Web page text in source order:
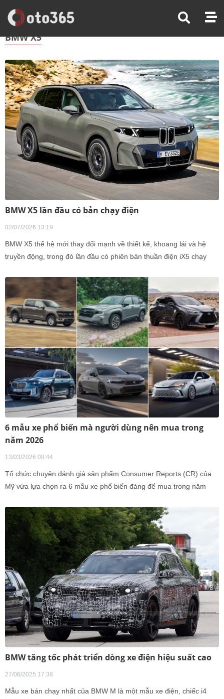
Trang Chủ BMW X5
BMW X5
BMW X5 lần đầu có bản chạy điện
02/07/2026 13:19
BMW X5 thế hệ mới thay đổi mạnh về thiết kế, khoang lái và hệ
truyền động, trong đó lần đầu có phiên bản thuần điện iX5 chạy
6 mẫu xe phổ biến mà người dùng nên mua trong
năm 2026
13/03/2026 08:44
Tổ chức chuyên đánh giá sản phẩm Consumer Reports (CR) của
Mỹ vừa lựa chọn ra 6 mẫu xe phổ biến đáng để mua trong năm
BMW tăng tốc phát triển dòng xe điện hiệu suất cao
27/06/2025 17:38
Mẫu xe bán chạy nhất của BMW M là một mẫu xe điện, chiếc i4